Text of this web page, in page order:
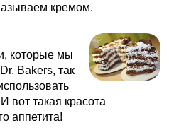
кремом.
которые мы
Bakers, так
вот такая красота
аппетита!